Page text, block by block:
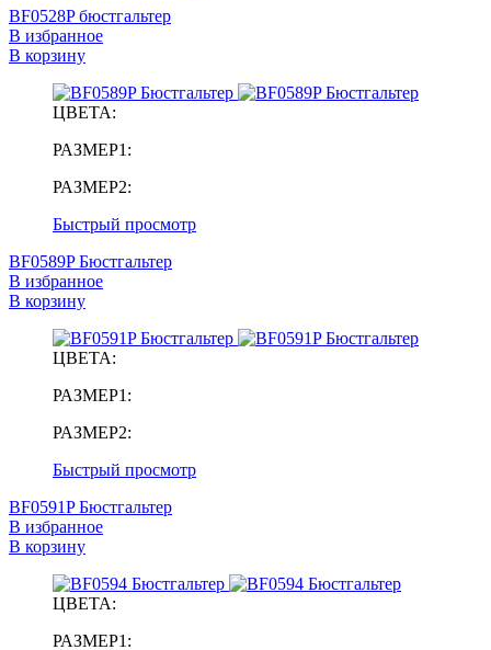
BF0528P бюстгальтер
В избранное
В корзину
ЦВЕТА:
РАЗМЕР1:
РАЗМЕР2:
Быстрый просмотр
BF0589P Бюстгальтер
В избранное
В корзину
ЦВЕТА:
РАЗМЕР1:
РАЗМЕР2:
Быстрый просмотр
BF0591P Бюстгальтер
В избранное
В корзину
ЦВЕТА:
РАЗМЕР1: